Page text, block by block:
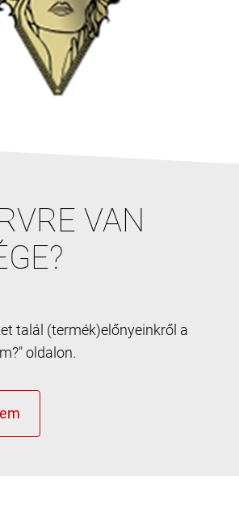
VAN
talál (termék)előnyeinkről a
oldalon.